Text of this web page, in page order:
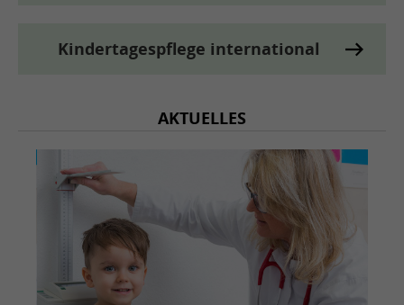
Kindertagespflege international
AKTUELLES